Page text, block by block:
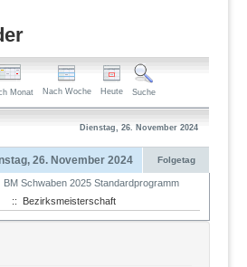
Monat Nach Woche Heute Suche
Dienstag, 26. November 2024
26. November 2024 Folgetag
BM Schwaben 2025 Standardprogramm
:: Bezirksmeisterschaft